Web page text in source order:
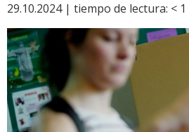
29.10.2024 | tiempo de lectura: < 1